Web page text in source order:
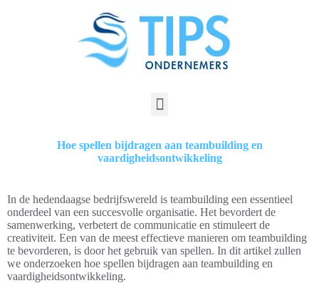
Hoe spellen bijdragen aan teambuilding en
vaardigheidsontwikkeling
In de hedendaagse bedrijfswereld is teambuilding een essentieel
onderdeel van een succesvolle organisatie. Het bevordert de
samenwerking, verbetert de communicatie en stimuleert de
creativiteit. Een van de meest effectieve manieren om teambuilding
te bevorderen, is door het gebruik van spellen. In dit artikel zullen
we onderzoeken hoe spellen bijdragen aan teambuilding en
vaardigheidsontwikkeling.